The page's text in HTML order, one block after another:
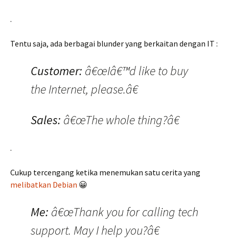
.
Tentu saja, ada berbagai blunder yang berkaitan dengan IT :
Customer: â€œIâ€™d like to buy
the Internet, please.â€
Sales: â€œThe whole thing?â€
.
Cukup tercengang ketika menemukan satu cerita yang
melibatkan Debian 😀
Me: â€œThank you for calling tech
support. May I help you?â€